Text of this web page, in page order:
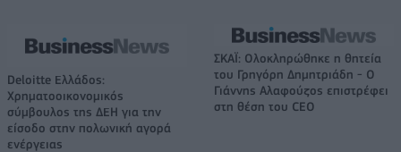
Deloitte Ελλάδος:
Χρηματοοικονομικός
σύμβουλος της ΔΕΗ για την
είσοδο στην πολωνική αγορά
ενέργειας
ΣΚΑΪ: Ολοκληρώθηκε η θητεία
του Γρηγόρη Δημητριάδη - Ο
Γιάννης Αλαφούζος επιστρέφει
στη θέση του CEO